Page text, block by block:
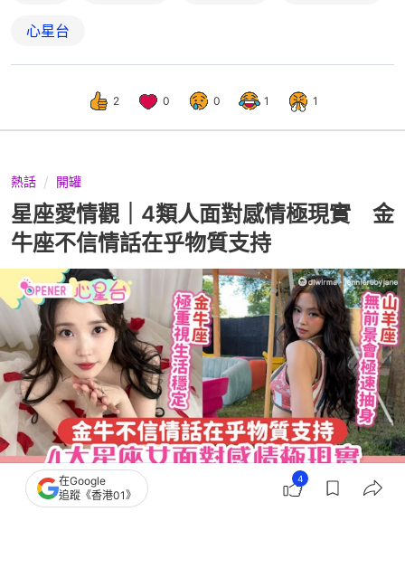
心星台
2 0 0 1 1
熱話 開罐
星座愛情觀｜4類人面對感情極現實 金
牛座不信情話在乎物質支持
撰文：聯合新聞網
在Google
追蹤《香港01》
4